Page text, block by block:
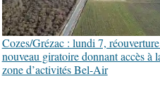
Cozes/Grézac : lundi 7,
nouveau giratoire donnant accès à
zone d’activités Bel-Air